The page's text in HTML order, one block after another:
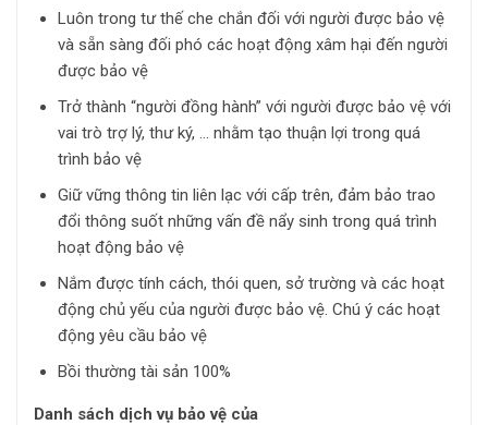
Luôn trong tư thế che chắn đối với người được bảo vệ
và sẵn sàng đối phó các hoạt động xâm hại đến người
được bảo vệ
Trở thành “người đồng hành” với người được bảo vệ với
vai trò trợ lý, thư ký, … nhằm tạo thuận lợi trong quá
trình bảo vệ
Giữ vững thông tin liên lạc với cấp trên, đảm bảo trao
đổi thông suốt những vấn đề nẩy sinh trong quá trình
hoạt động bảo vệ
Nắm được tính cách, thói quen, sở trường và các hoạt
động chủ yếu của người được bảo vệ. Chú ý các hoạt
động yêu cầu bảo vệ
Bồi thường tài sản 100%
Danh sách dịch vụ bảo vệ của